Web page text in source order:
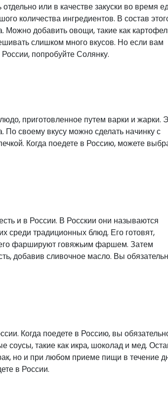
или в качестве закуски во время
количества ингредиентов. В состав
Можно добавить овощи, такие как
слишком много вкусов. Но если вам
попробуйте Солянку.
приготовленное путем варки и жарки.
По своему вкусу можно сделать начинку с
Когда поедете в Россию, можете
и в России. В Росскии они называются
среди традиционных блюд. Его готовят,
фаршируют говяжьим фаршем. Затем
добавив сливочное масло. Вы
Когда поедете в Россию, вы
соусы, такие как икра, шоколад и мед.
но и при любом приеме пищи в течение
в России.